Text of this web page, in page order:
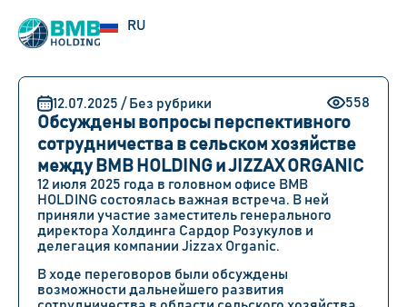
RU
EN
12.07.2025 / Без рубрики 558
Обсуждены вопросы перспективного
сотрудничества в сельском хозяйстве
между BMB HOLDING и JIZZAX ORGANIC
12 июля 2025 года в головном офисе BMB
HOLDING состоялась важная встреча. В ней
приняли участие заместитель генерального
директора Холдинга Сардор Розукулов и
делегация компании Jizzax Organic.
В ходе переговоров были обсуждены
возможности дальнейшего развития